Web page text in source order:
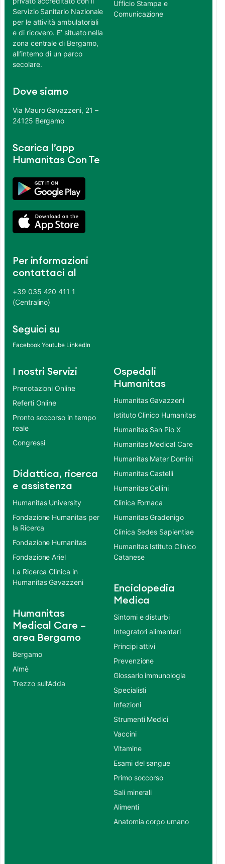
Servizio Sanitario Nazionale
per le attività ambulatoriali
e di ricovero. E’ situato nella
zona centrale di Bergamo,
all’interno di un parco
secolare.
Dove siamo
Via Mauro Gavazzeni, 21 –
24125 Bergamo
Scarica l’app
Humanitas Con Te
Per informazioni
contattaci al
+39 035 420 411 1
(Centralino)
Seguici su
Facebook Youtube LinkedIn
Ufficio Stampa e
Comunicazione
I nostri Servizi
Prenotazioni Online
Referti Online
Pronto soccorso in tempo
reale
Congressi
Didattica, ricerca
e assistenza
Humanitas University
Fondazione Humanitas per
la Ricerca
Fondazione Humanitas
Fondazione Ariel
La Ricerca Clinica in
Humanitas Gavazzeni
Humanitas
Medical Care –
area Bergamo
Bergamo
Almè
Trezzo sull’Adda
Ospedali
Humanitas
Humanitas Gavazzeni
Istituto Clinico Humanitas
Humanitas San Pio X
Humanitas Medical Care
Humanitas Mater Domini
Humanitas Castelli
Humanitas Cellini
Clinica Fornaca
Humanitas Gradenigo
Clinica Sedes Sapientiae
Humanitas Istituto Clinico
Catanese
Enciclopedia
Medica
Sintomi e disturbi
Integratori alimentari
Principi attivi
Prevenzione
Glossario immunologia
Specialisti
Infezioni
Strumenti Medici
Vaccini
Vitamine
Esami del sangue
Primo soccorso
Sali minerali
Alimenti
Anatomia corpo umano